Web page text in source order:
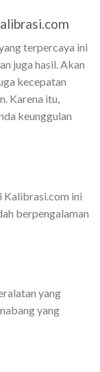
terpercaya ini
juga hasil. Akan
kecepatan
Karena itu,
keunggulan
Kalibrasi.com ini
berpengalaman
yang
yang